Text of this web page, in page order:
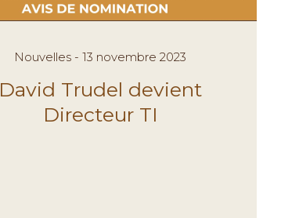
Nouvelles - 13 novembre 2023
David Trudel devient
Directeur TI